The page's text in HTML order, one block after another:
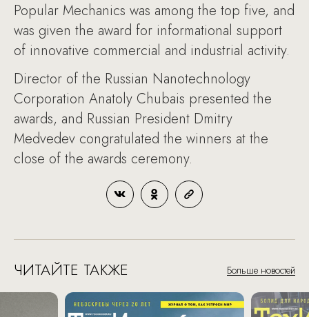
Popular Mechanics was among the top five, and
was given the award for informational support
of innovative commercial and industrial activity.
Director of the Russian Nanotechnology
Corporation Anatoly Chubais presented the
awards, and Russian President Dmitry
Medvedev congratulated the winners at the
close of the awards ceremony.
ЧИТАЙТЕ ТАКЖЕ Больше новостей